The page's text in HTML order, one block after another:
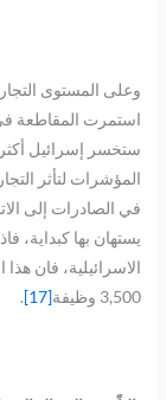
وعلى المستوى
يستهان بها كبداية،
الاسرائيلية، فان
3,500 وظيفة
[17]
.